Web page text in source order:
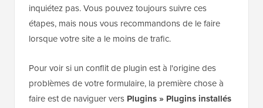
inquiétez pas. Vous pouvez toujours suivre ces
étapes, mais nous vous recommandons de le faire
lorsque votre site a le moins de trafic.
Pour voir si un conflit de plugin est à l'origine des
problèmes de votre formulaire, la première chose à
faire est de naviguer vers Plugins» Plugins installés